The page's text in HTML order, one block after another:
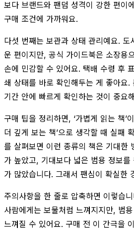
보다 브랜드와 팬덤 성격이 강한 편이
구매 조건에 가까워요.
다섯 번째는 보관과 상태 관리예요. 도
운 편이지만, 공식 가이드북은 소장용
손에 민감할 수 있어요. 택배 수령 후
쇄 상태를 바로 확인해두는 게 좋아요.
기간 안에 빠르게 확인하는 것이 중요
구매 팁을 정리하면, ‘가볍게 읽는 책’
더 깊게 보는 책’으로 생각할 때 실패
를 살펴보면 이런 종류의 책은 기대한
가 높았고, 기대보다 넓은 범용 정보를
가 많았습니다. 그래서 팬심이 확실한
주의사항을 한 줄로 압축하면 이렇습
사람에게는 보물처럼 느껴지지만, 범
느껴질 수 있어요. 구매 전 이 간극을